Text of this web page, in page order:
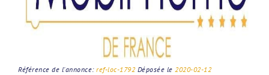
Référence de l'annonce: ref-loc-1792Déposée le 2020-02-12